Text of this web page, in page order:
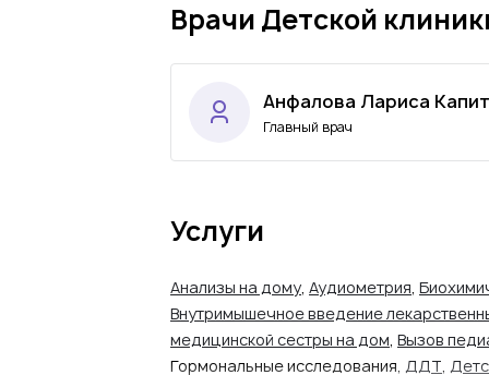
Врачи Детской
Анфалова Лариса
Главный врач
Услуги
Анализы на дому, Аудиометрия,
Внутримышечное введение
медицинской сестры на дом, Вызов
Гормональные исследования, ДДТ,